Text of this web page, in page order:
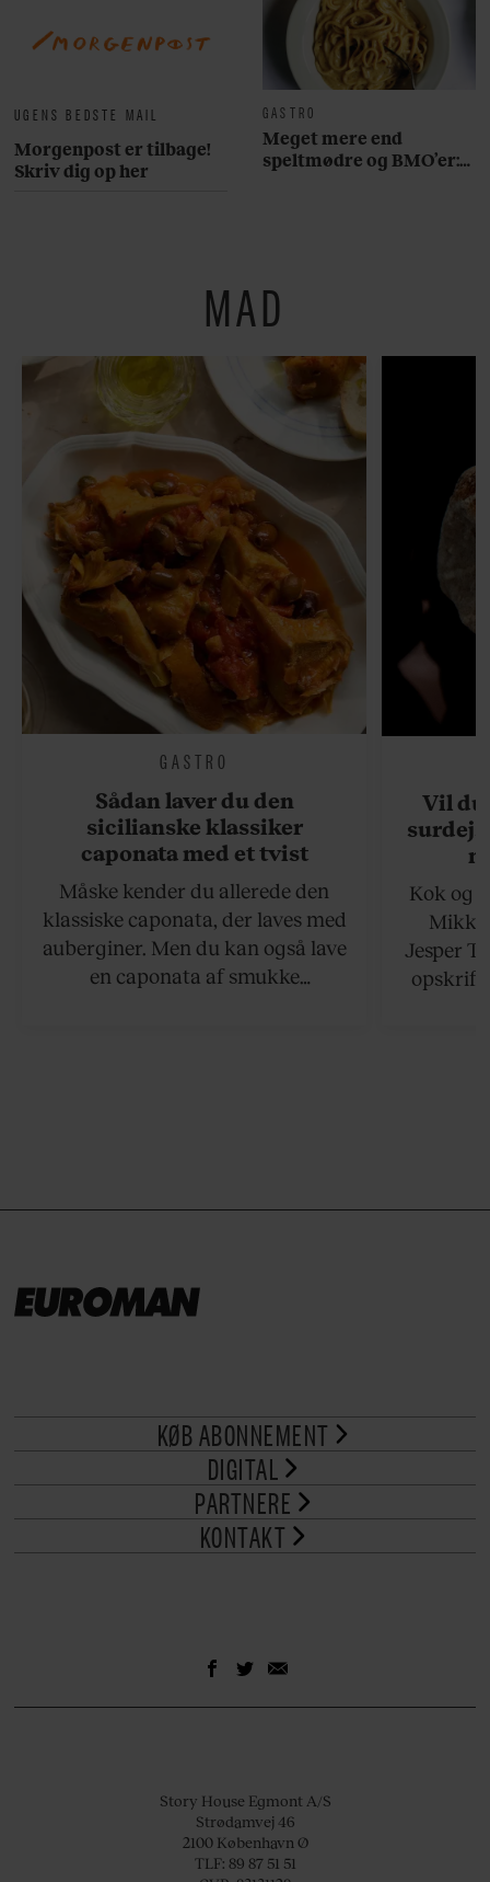
UGENS BEDSTE MAIL
Morgenpost er tilbage!
Skriv dig op her
GASTRO
Meget mere end
speltmødre og BMO’er:
MAD
GASTRO
Sådan laver du den
sicilianske klassiker
caponata med et tvist
Måske kender du allerede den
klassiske caponata, der laves med
auberginer. Men du kan også lave
en caponata af smukke
Vil du
Kok og
Jesper
opskrift
KØB ABONNEMENT
DIGITAL
PARTNERE
KONTAKT
Story House Egmont A/S
Strødamvej 46
2100 København Ø
TLF: 89 87 51 51